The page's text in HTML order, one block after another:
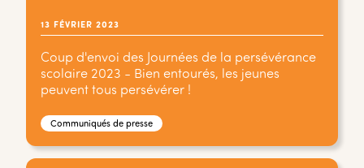
13 FÉVRIER 2023
Coup d'envoi des Journées de la persévérance
scolaire 2023 - Bien entourés, les jeunes
peuvent tous persévérer !
Communiqués de presse